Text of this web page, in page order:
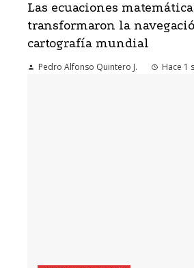
Las ecuaciones
transformaron la
cartografía mundial
Pedro Alfonso Quintero J. Hace 1